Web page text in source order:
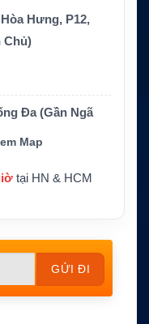
MHz
thống
Hưng, P12,
Chủ)
Đa (Gần Ngã
Map
tại HN & HCM
Please